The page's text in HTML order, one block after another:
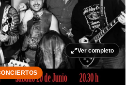
Ver completo